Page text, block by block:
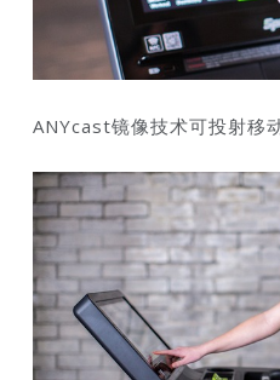
ANYcast镜像技术可投射移